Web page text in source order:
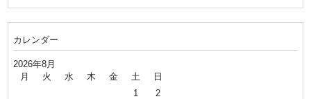
カレンダー
2026年8月
月 火 水 木 金 土 日
1 2